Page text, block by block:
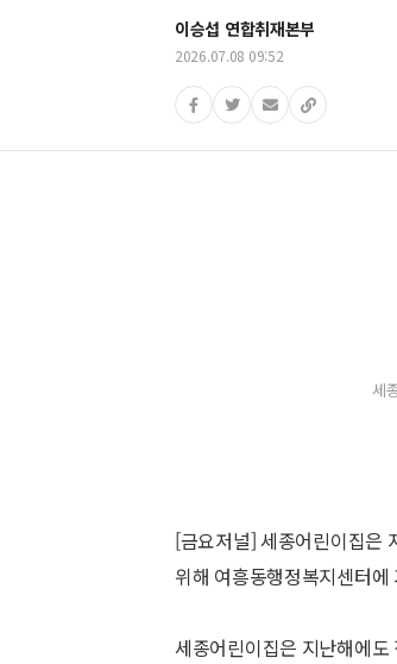
이승섭 연합취재본부
2026.07.08 09:52
세
[금요저널] 세종어린이집은
위해 여흥동행정복지센터에
세종어린이집은 지난해에